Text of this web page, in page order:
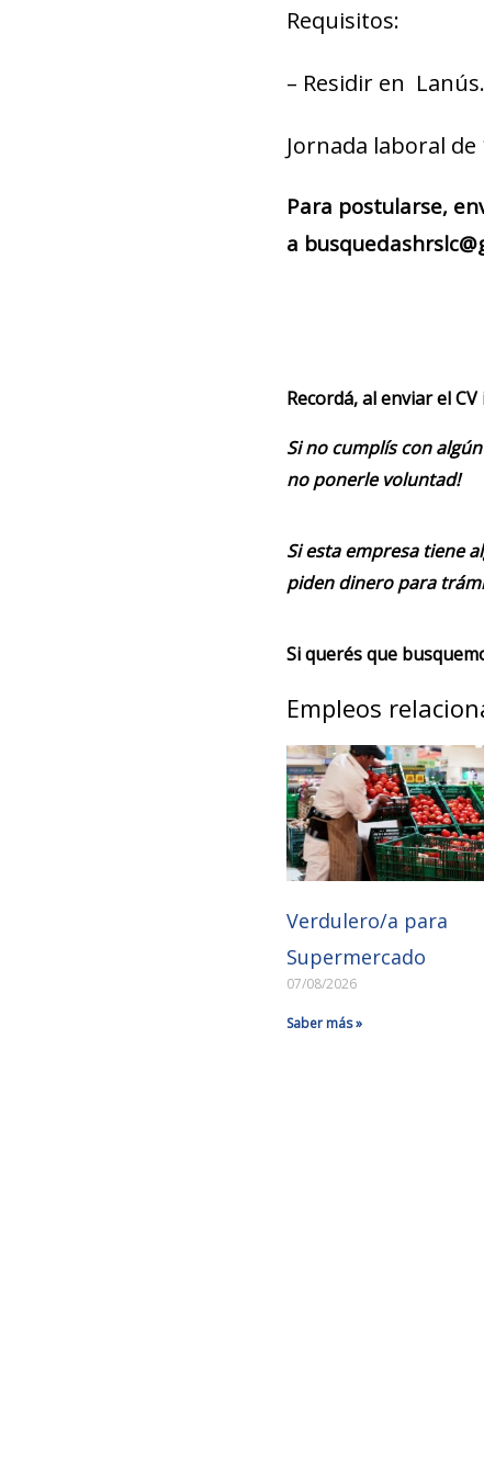
Requisitos:
– Residir en Lanús.
Jornada laboral de
Para postularse,
a
Recordá, al enviar el
Si no cumplís con
no ponerle voluntad!
Si esta empresa tiene
piden dinero para
Si querés que
Empleos
Verdulero/a para
Supermercado
07/08/2026
Saber más »